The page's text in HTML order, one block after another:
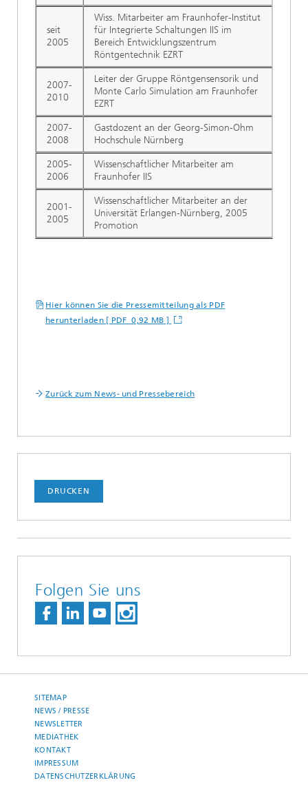
seit
2005
Wiss. Mitarbeiter am Fraunhofer-Institut
für Integrierte Schaltungen IIS im
Bereich Entwicklungszentrum
Röntgentechnik EZRT
2007-
2010
Leiter der Gruppe Röntgensensorik und
Monte Carlo Simulation am Fraunhofer
EZRT
2007-
2008
Gastdozent an der Georg-Simon-Ohm
Hochschule Nürnberg
2005-
2006
Wissenschaftlicher Mitarbeiter am
Fraunhofer IIS
2001-
2005
Wissenschaftlicher Mitarbeiter an der
Universität Erlangen-Nürnberg, 2005
Promotion
Hier können Sie die Pressemitteilung als PDF
herunterladen [ PDF 0,92 MB ]
Zurück zum News- und Pressebereich
DRUCKEN
Folgen Sie uns
SITEMAP
NEWS / PRESSE
NEWSLETTER
MEDIATHEK
KONTAKT
IMPRESSUM
DATENSCHUTZERKLÄRUNG